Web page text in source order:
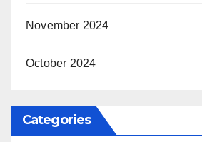
November 2024
October 2024
Categories